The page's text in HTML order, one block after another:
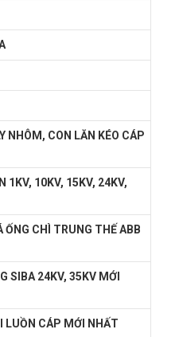
NHÔM, CON LĂN KÉO CÁP
1KV, 10KV, 15KV, 24KV,
ỐNG CHÌ TRUNG THẾ ABB
SIBA 24KV, 35KV MỚI
LUỒN CÁP MỚI NHẤT